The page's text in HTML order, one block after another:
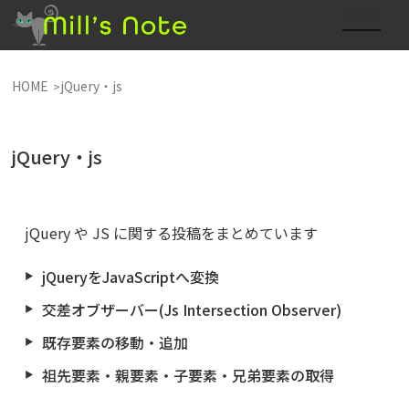
HOME jQuery・js
jQuery・js
jQuery や JS に関する投稿をまとめています
jQueryをJavaScriptへ変換
交差オブザーバー(Js Intersection Observer)
既存要素の移動・追加
祖先要素・親要素・子要素・兄弟要素の取得